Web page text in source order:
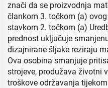
znači da se proizvodnja
člankom 3. točkom (a)
stavkom 2. točkom (a)
prednost uključuje
dizajnirane šljake reziraju
Ova osobina smanjuje
strojeve, produžava životni
troškove održavanja